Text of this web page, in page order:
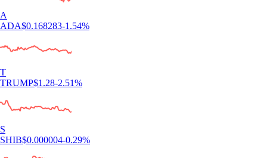
A
ADA$0.168283-1.54%
T
TRUMP$1.28-2.51%
S
SHIB$0.000004-0.29%